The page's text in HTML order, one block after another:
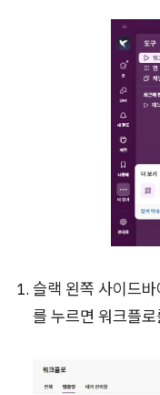
슬랙 왼쪽 사이드바
를 누르면 워크플